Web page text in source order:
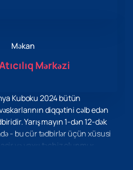
Məkan
Mərkəzi
Kuboku 2024 bütün
diqqətini cəlb edən
Yarış mayın 1-dən 12-dək
- bu cür tədbirlər üçün xüsusi
və yaxşı təchiz olunmuş